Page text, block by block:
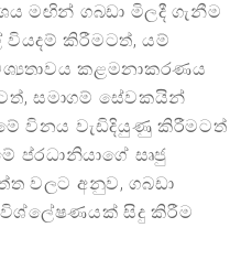
මඟින් ගබඩා මිලදී ගැනීම
වියදම් කිරීමටත්, යම්
කළමනාකරණය
සමාගම් සේවකයින්
විනය වැඩිදියුණු කිරීමටත්
ප්රධානියාගේ සෘජු
වලට අනුව, ගබඩා
විශ්ලේෂණයක් සිදු කිරීම